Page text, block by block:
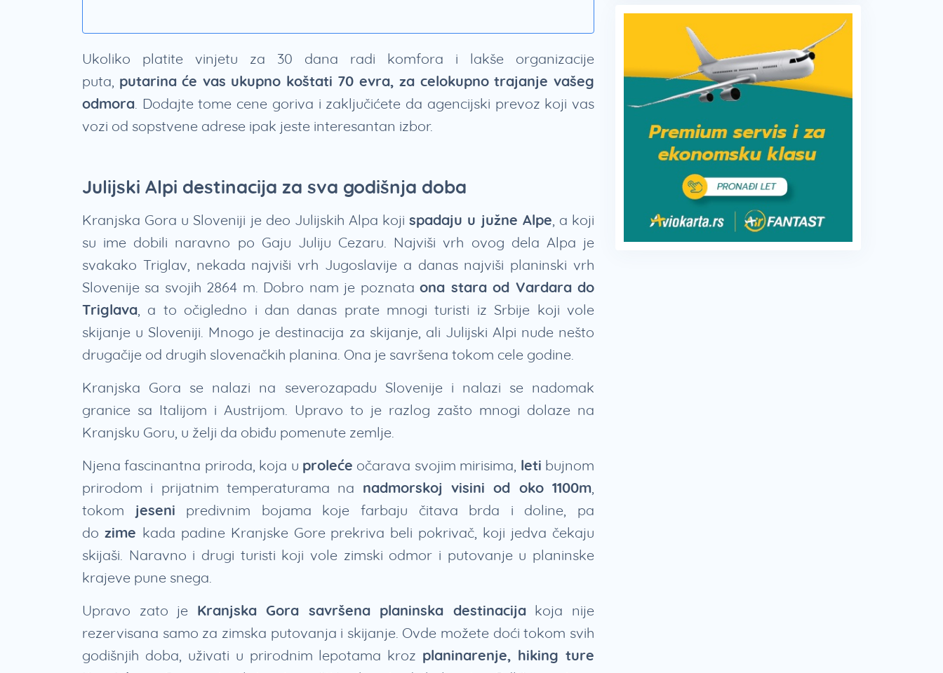
Ukoliko platite vinjetu za 30 dana radi komfora i lakše organizacije
puta, putarina će vas ukupno koštati 70 evra, za celokupno trajanje vašeg
odmora. Dodajte tome cene goriva i zaključićete da agencijski prevoz koji vas
vozi od sopstvene adrese ipak jeste interesantan izbor.
Julijski Alpi destinacija za sva godišnja doba
Kranjska Gora u Sloveniji je deo Julijskih Alpa kojispadaju u južne Alpe, a koji
su ime dobili naravno po Gaju Juliju Cezaru. Najviši vrh ovog dela Alpa je
svakako Triglav, nekada najviši vrh Jugoslavije a danas najviši planinski vrh
Slovenije sa svojih 2864 m. Dobro nam je poznataona stara od Vardara do
Triglava, a to očigledno i dan danas prate mnogi turisti iz Srbije koji vole
skijanje u Sloveniji. Mnogo je destinacija za skijanje, ali Julijski Alpi nude nešto
drugačije od drugih slovenačkih planina. Ona je savršena tokom cele godine.
Kranjska Gora se nalazi na severozapadu Slovenije i nalazi se nadomak
granice sa Italijom i Austrijom. Upravo to je razlog zašto mnogi dolaze na
Kranjsku Goru, u želji da obiđu pomenute zemlje.
Njena fascinantna priroda, koja u proleće očarava svojim mirisima, leti bujnom
prirodom i prijatnim temperaturama na nadmorskoj visini od oko 1100m,
tokom jeseni predivnim bojama koje farbaju čitava brda i doline, pa
do zime kada padine Kranjske Gore prekriva beli pokrivač, koji jedva čekaju
skijaši. Naravno i drugi turisti koji vole zimski odmor i putovanje u planinske
krajeve pune snega.
Upravo zato je Kranjska Gora savršena planinska destinacijakoja nije
rezervisana samo za zimska putovanja i skijanje. Ovde možete doći tokom svih
godišnjih doba, uživati u prirodnim lepotama kroz planinarenje, hiking ture